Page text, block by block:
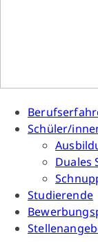
Schüler/
Duales
Studierende